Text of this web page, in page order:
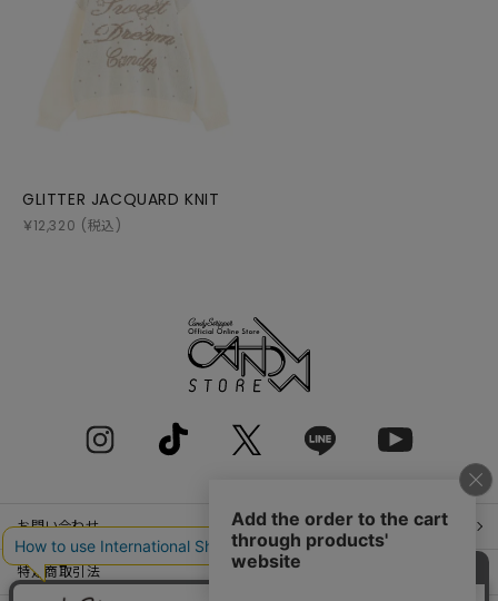
GLITTER JACQUARD KNIT
￥12,320 (税込)
お問い合わせ
特定商取引法